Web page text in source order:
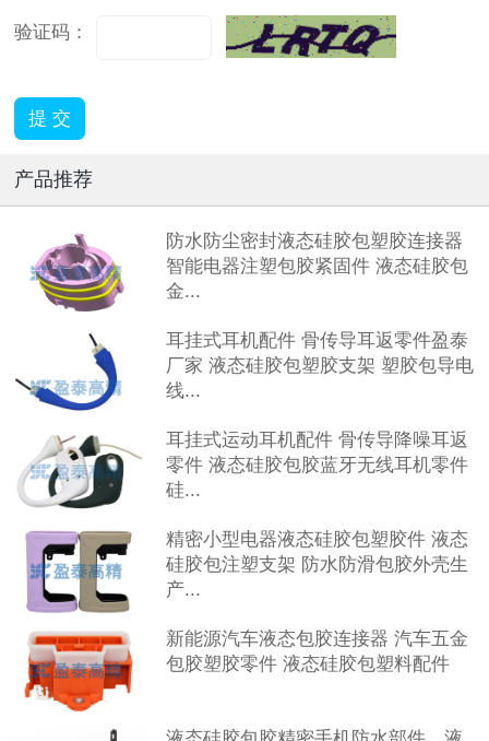
验证码：
产品推荐
防水防尘密封液态硅胶包塑胶连接器
智能电器注塑包胶紧固件 液态硅胶包
金...
耳挂式耳机配件 骨传导耳返零件盈泰
厂家 液态硅胶包塑胶支架 塑胶包导电
线...
耳挂式运动耳机配件 骨传导降噪耳返
零件 液态硅胶包胶蓝牙无线耳机零件
硅...
精密小型电器液态硅胶包塑胶件 液态
硅胶包注塑支架 防水防滑包胶外壳生
产...
新能源汽车液态包胶连接器 汽车五金
包胶塑胶零件 液态硅胶包塑料配件